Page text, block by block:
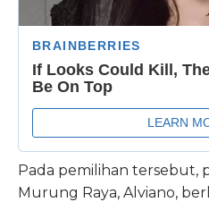
Pada pemilihan tersebut,
Murung Raya, Alviano,